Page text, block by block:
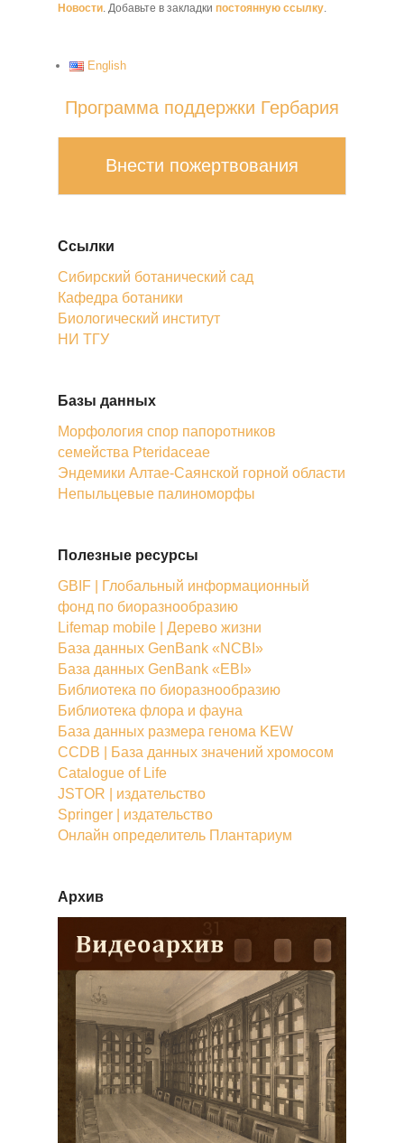
Новости. Добавьте в закладки постоянную ссылку.
English
Программа поддержки Гербария
Внести пожертвования
Ссылки
Сибирский ботанический сад
Кафедра ботаники
Биологический институт
НИ ТГУ
Базы данных
Морфология спор папоротников
семейства Pteridaceae
Эндемики Алтае-Саянской горной области
Непыльцевые палиноморфы
Полезные ресурсы
GBIF | Глобальный информационный
фонд по биоразнообразию
Lifemap mobile | Дерево жизни
База данных GenBank «NCBI»
База данных GenBank «EBI»
Библиотека по биоразнообразию
Библиотека флора и фауна
База данных размера генома KEW
CCDB | База данных значений хромосом
Catalogue of Life
JSTOR | издательство
Springer | издательство
Онлайн определитель Плантариум
Архив